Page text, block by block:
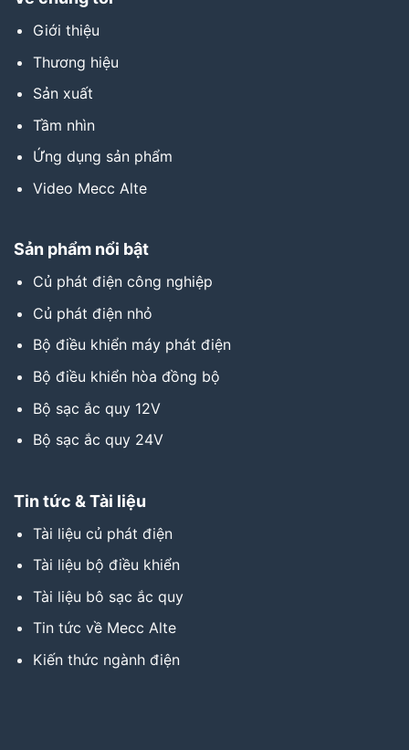
Giới thiệu
Thương hiệu
Sản xuất
Tầm nhìn
Ứng dụng sản phẩm
Video Mecc Alte
Sản phẩm nổi bật
Củ phát điện công nghiệp
Củ phát điện nhỏ
Bộ điều khiển máy phát điện
Bộ điều khiển hòa đồng bộ
Bộ sạc ắc quy 12V
Bộ sạc ắc quy 24V
Tin tức & Tài liệu
Tài liệu củ phát điện
Tài liệu bộ điều khiển
Tài liệu bô sạc ắc quy
Tin tức về Mecc Alte
Kiến thức ngành điện